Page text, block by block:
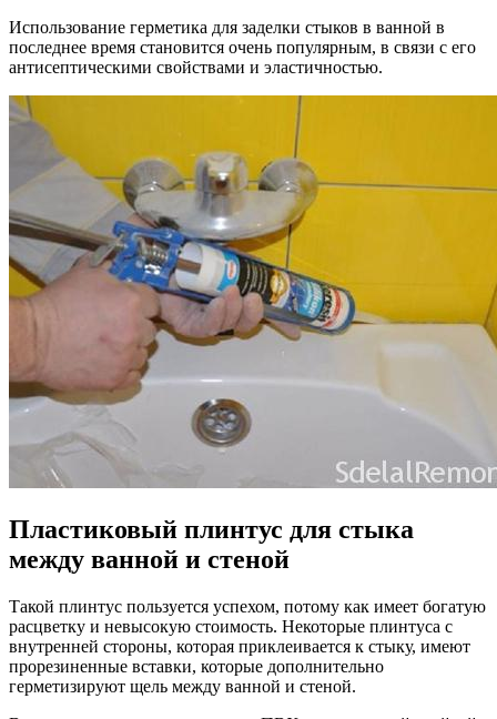
Использование герметика для заделки стыков в ванной в
последнее время становится очень популярным, в связи с его
антисептическими свойствами и эластичностью.
Пластиковый плинтус для стыка
между ванной и стеной
Такой плинтус пользуется успехом, потому как имеет богатую
расцветку и невысокую стоимость. Некоторые плинтуса с
внутренней стороны, которая приклеивается к стыку, имеют
прорезиненные вставки, которые дополнительно
герметизируют щель между ванной и стеной.